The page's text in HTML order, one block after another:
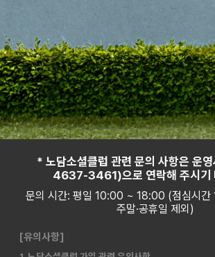
* 노담소셜클럽 관련 문의 사항은 운
4637-3461)으로 연락해 주시기
문의 시간: 평일 10:00 ~ 18:00 (점심시
주말·공휴일 제외)
[유의사항]